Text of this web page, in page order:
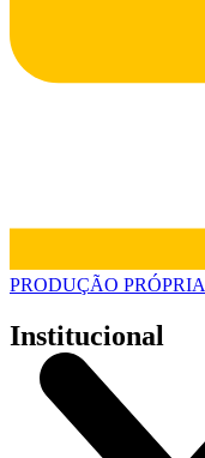
PRODUÇÃO PRÓPRIA
Institucional